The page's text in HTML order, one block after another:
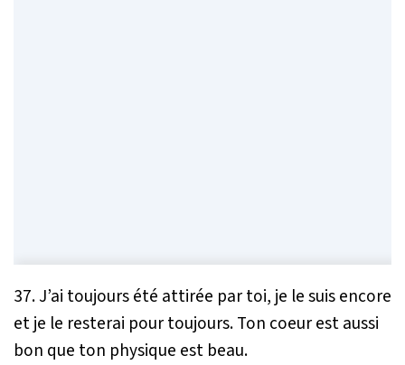
37. J’ai toujours été attirée par toi, je le suis encore
et je le resterai pour toujours. Ton coeur est aussi
bon que ton physique est beau.